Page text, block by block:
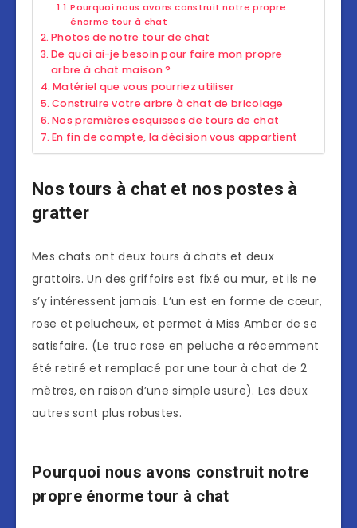
Pourquoi nous avons construit notre propre
énorme tour à chat
Photos de notre tour de chat
De quoi ai-je besoin pour faire mon propre
arbre à chat maison ?
Matériel que vous pourriez utiliser
Construire votre arbre à chat de bricolage
Nos premières esquisses de tours de chat
En fin de compte, la décision vous appartient
Nos tours à chat et nos postes à
gratter
Mes chats ont deux tours à chats et deux
grattoirs. Un des griffoirs est fixé au mur, et ils ne
s’y intéressent jamais. L’un est en forme de cœur,
rose et pelucheux, et permet à Miss Amber de se
satisfaire. (Le truc rose en peluche a récemment
été retiré et remplacé par une tour à chat de 2
mètres, en raison d’une simple usure). Les deux
autres sont plus robustes.
Pourquoi nous avons construit notre
propre énorme tour à chat